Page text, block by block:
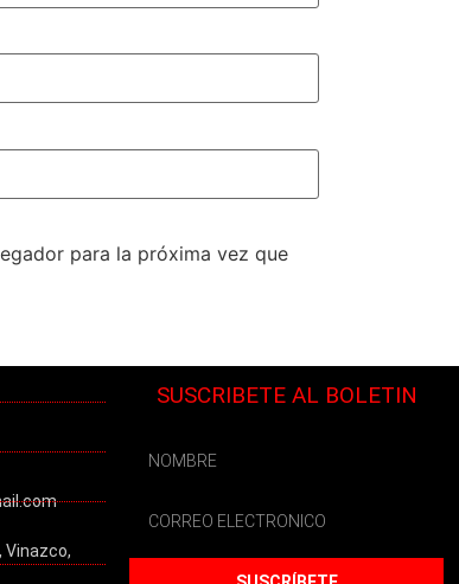
para la próxima vez que
Vinazco,
SUSCRIBETE AL BOLETIN